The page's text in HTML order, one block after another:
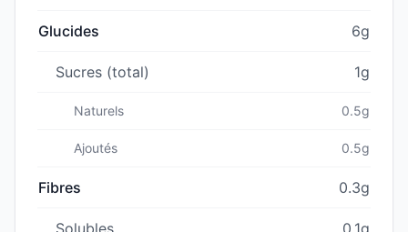
Glucides 6g
Sucres (total) 1g
Naturels 0.5g
Ajoutés 0.5g
Fibres 0.3g
Solubles 0.1g